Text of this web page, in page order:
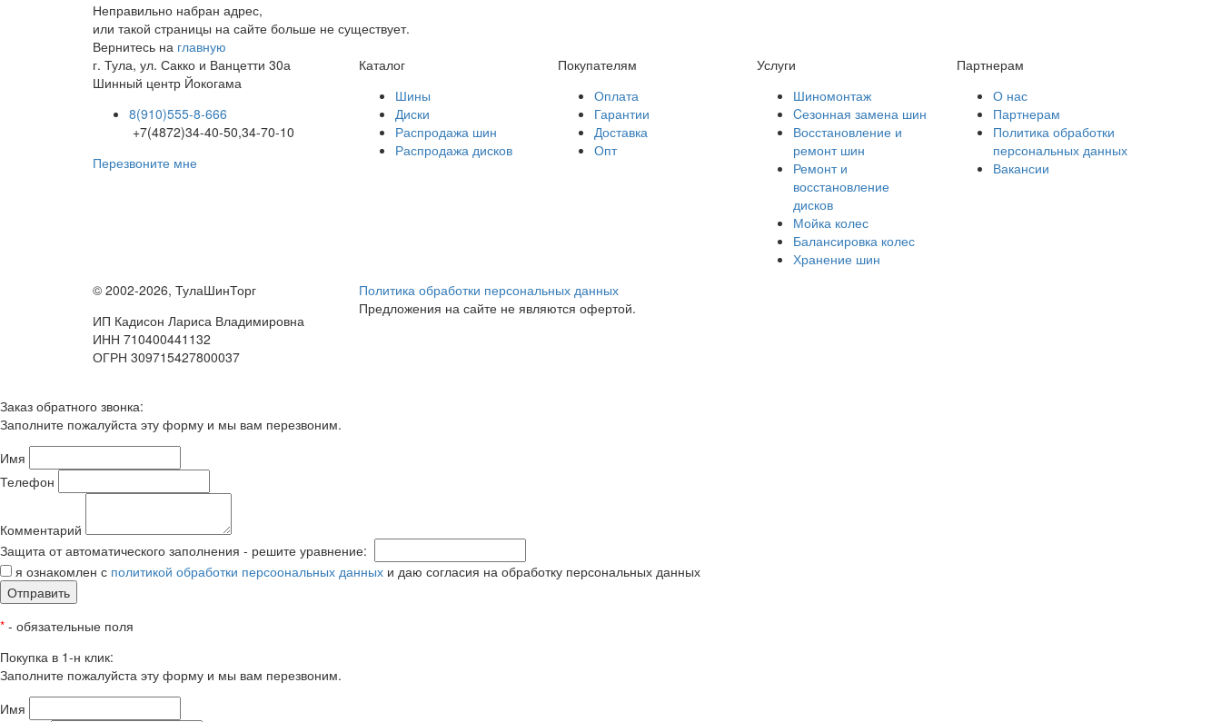
Неправильно набран адрес,
или такой страницы на сайте больше не существует.
Вернитесь на главную
г. Тула, ул. Сакко и Ванцетти 30а
Шинный центр Йокогама
8(910)555-8-666
+7(4872)34-40-50,34-70-10
Перезвоните мне
Каталог
Шины
Диски
Распродажа шин
Распродажа дисков
Покупателям
Оплата
Гарантии
Доставка
Опт
Услуги
Шиномонтаж
Cезонная замена шин
Восстановление и
ремонт шин
Ремонт и
восстановление
дисков
Мойка колес
Балансировка колес
Хранение шин
Партнерам
О нас
Партнерам
Политика обработки
персональных данных
Вакансии
© 2002-2026, ТулаШинТорг
Политика обработки персональных данных
ИП Кадисон Лариса Владимировна
ИНН 710400441132
ОГРН 309715427800037
Предложения на сайте не являются офертой.
Заказ обратного звонка:
Заполните пожалуйста эту форму и мы вам перезвоним.
Имя
Телефон
Комментарий
Защита от автоматического заполнения - решите уравнение:
я ознакомлен с политикой обработки персоональных данных и даю согласия на обработку персональных данных
Отправить
* - обязательные поля
Покупка в 1-н клик:
Заполните пожалуйста эту форму и мы вам перезвоним.
Имя